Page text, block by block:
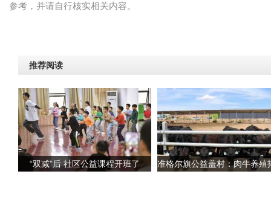
参考，并请自行核实相关内容。
推荐阅读
“双减”后 社区公益课程开班了